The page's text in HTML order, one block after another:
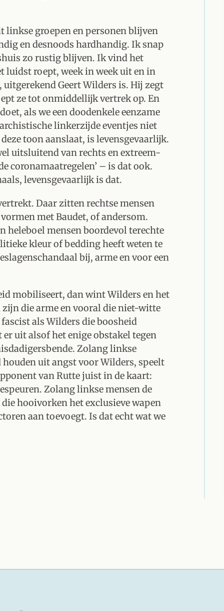
linkse groepen en personen blijven
en desnoods hardhandig. Ik snap
zo rustig blijven. Ik vind het
luidst roept, week in week uit en in
Geert Wilders is. Hij zegt
ze tot onmiddellijk vertrek op. En
als we een doodenkele eenzame
linkerzijde eventjes niet
toon aanslaat, is levensgevaarlijk.
uitsluitend van rechts en extreem-
coronamaatregelen’ – is dat ook.
levensgevaarlijk is dat.
Daar zitten rechtse mensen
met Baudet, of andersom.
heleboel mensen boordevol terechte
kleur of bedding heeft weten te
bij, arme en voor een
mobiliseert, dan wint Wilders en het
die arme en vooral die niet-witte
als Wilders die boosheid
uit alsof het enige obstakel tegen
Zolang linkse
uit angst voor Wilders, speelt
van Rutte juist in de kaart:
Zolang linkse mensen de
hooivorken het exclusieve wapen
aan toevoegt. Is dat echt wat we